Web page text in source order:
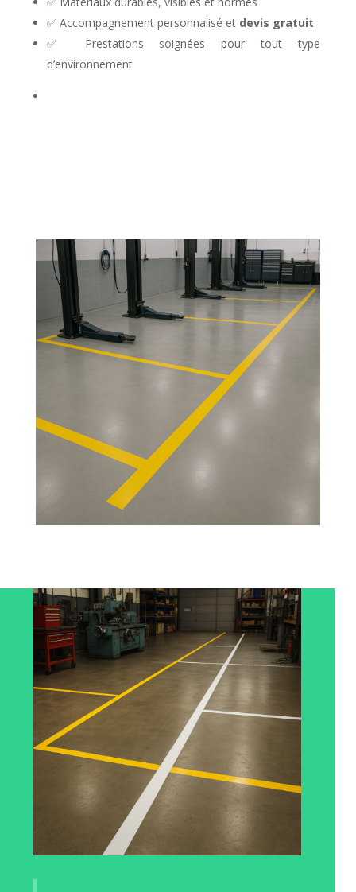
✅ Accompagnement personnalisé et devis gratuit
✅ Prestations soignées pour tout type
d’environnement